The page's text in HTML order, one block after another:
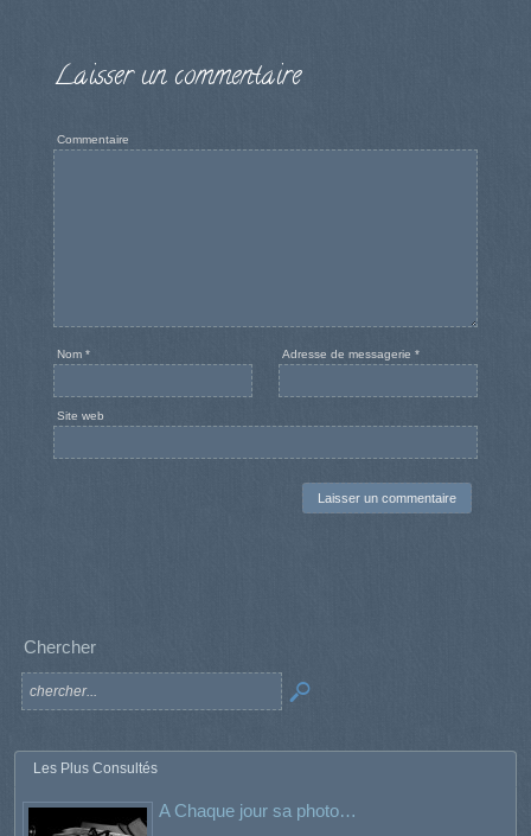
Laisser un commentaire
Commentaire
Nom * Adresse de messagerie *
Site web
Chercher
Les Plus Consultés
A Chaque jour sa photo…